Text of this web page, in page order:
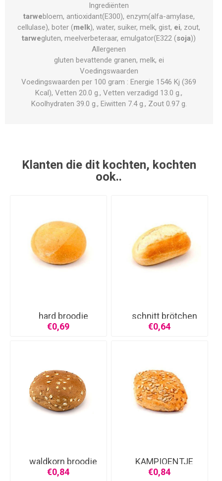
Ingrediënten
tarwebloem, antioxidant(E300), enzym(alfa-amylase,
cellulase), boter (melk), water, suiker, melk, gist, ei, zout,
tarwegluten, meelverbeteraar, emulgator(E322 (soja))
Allergenen
gluten bevattende granen, melk, ei
Voedingswaarden
Voedingswaarden per 100 gram : Energie 1546 Kj (369
Kcal), Vetten 20.0 g., Vetten verzadigd 13.0 g.,
Koolhydraten 39.0 g., Eiwitten 7.4 g., Zout 0.97 g.
Klanten die dit kochten, kochten
ook..
hard broodje
€0,69
schnitt brötchen
€0,64
waldkorn broodje
€0,84
KAMPIOENTJE
€0,84